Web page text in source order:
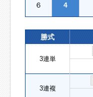
６ 4
勝式
3連単
3連複